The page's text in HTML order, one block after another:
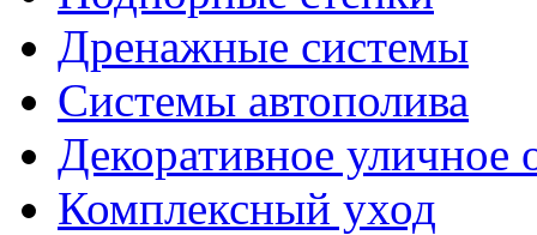
Дренажные системы
Системы автополива
Декоративное уличное
Комплексный уход